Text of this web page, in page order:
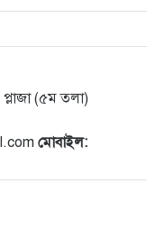
অভিযানে মাদক
গ্রেপ্তার ৪
বিতরণ কর্মসূচির
১৫ শিক্ষার্থী
প্লাজা (৫ম তলা)
মোবাইল: